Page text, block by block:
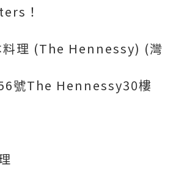
！
料理 (The Hennessy) (灣
號The Hennessy30樓